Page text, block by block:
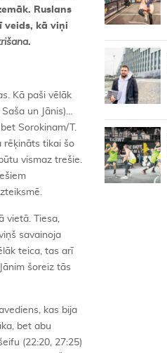
Ruslans
veids, kā viņi
.
. Kā paši vēlāk
un Jānis)…
Sorokinam/T.
rēķināts tikai šo
vismaz trešie.
vietā. Tiesa,
savainoja
teica, tas arī
šoreiz tās
kas bija
bet abu
(22:20, 27:25)